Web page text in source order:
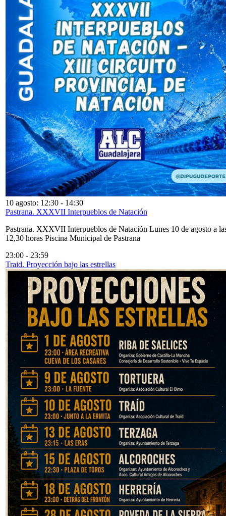
10 agosto: 12:30 - 14:30
Pastrana. XXXVII Interpueblos de Natación
Pastrana. XXXVII Interpueblos de Natación Lunes 10 de agosto a
12,30 horas Piscina Municipal de Pastrana
23:00 - 23:59
Traid. Proyección bajo las estrellas